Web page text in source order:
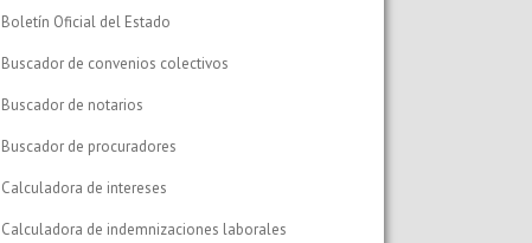
Boletín Oficial del Estado
Buscador de convenios colectivos
Buscador de notarios
Buscador de procuradores
Calculadora de intereses
Calculadora de indemnizaciones laborales